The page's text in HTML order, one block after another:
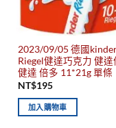
2023/09/05 德國
Riegel健達巧克力 健達
健達 倍多 11*21g 單條
NT$195
加入購物車